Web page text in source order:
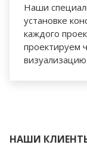
Наши
установке
каждого
проектируем
НАШИ